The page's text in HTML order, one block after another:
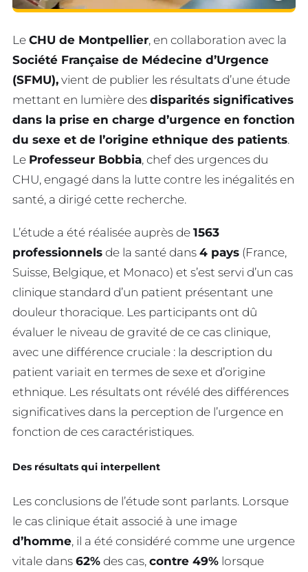
Le CHU de Montpellier, en collaboration avec la
Société Française de Médecine d’Urgence
(SFMU), vient de publier les résultats d’une étude
mettant en lumière des disparités significatives
dans la prise en charge d’urgence en fonction
du sexe et de l’origine ethnique des patients.
Le Professeur Bobbia, chef des urgences du
CHU, engagé dans la lutte contre les inégalités en
santé, a dirigé cette recherche.
L’étude a été réalisée auprès de 1563
professionnels de la santé dans 4 pays (France,
Suisse, Belgique, et Monaco) et s’est servi d’un cas
clinique standard d’un patient présentant une
douleur thoracique. Les participants ont dû
évaluer le niveau de gravité de ce cas clinique,
avec une différence cruciale : la description du
patient variait en termes de sexe et d’origine
ethnique. Les résultats ont révélé des différences
significatives dans la perception de l’urgence en
fonction de ces caractéristiques.
Des résultats qui interpellent
Les conclusions de l’étude sont parlants. Lorsque
le cas clinique était associé à une image
d’homme, il a été considéré comme une urgence
vitale dans 62% des cas, contre 49% lorsque